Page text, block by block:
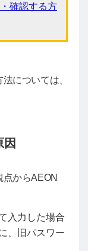
確認する方
については、
因
からAEON
入力した場合
、旧パスワー